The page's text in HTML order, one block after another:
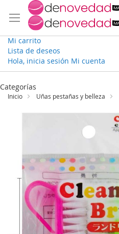
Mi carrito
Lista de deseos
Hola, inicia sesión Mi cuenta
Ir
contenido
Categorías
Inicio Uñas pestañas y belleza
Saltar
galería
imágenes